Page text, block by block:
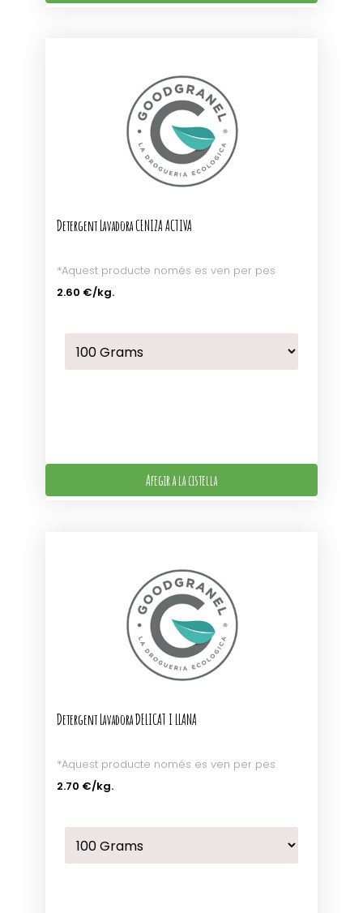
Detergent Lavadora CENIZA ACTIVA
*Aquest producte només es ven per pes
2.60 €/kg.
Afegir a la cistella
Detergent Lavadora DELICAT I LLANA
*Aquest producte només es ven per pes
2.70 €/kg.